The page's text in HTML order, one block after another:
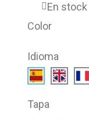
En stock
Color
Idioma
Tapa